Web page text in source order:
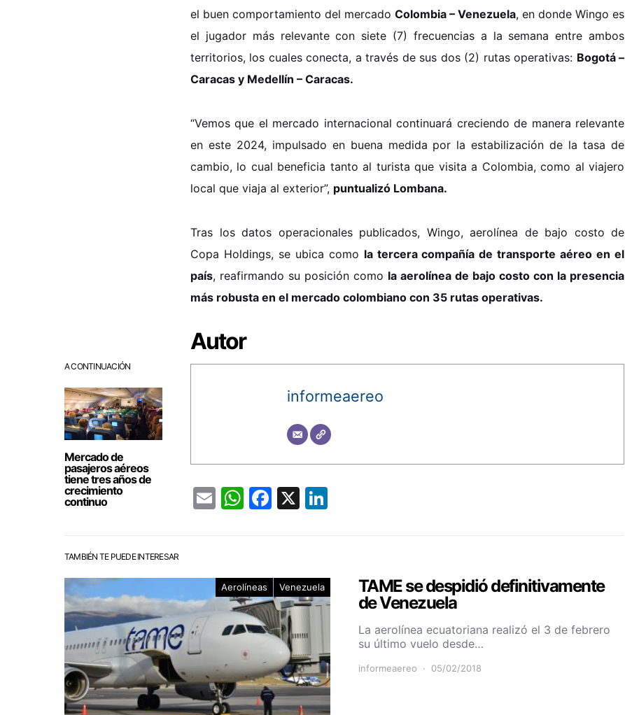
A CONTINUACIÓN
Mercado de
pasajeros aéreos
tiene tres años de
crecimiento
continuo
el buen comportamiento del mercado Colombia – Venezuela, en donde Wingo es
el jugador más relevante con siete (7) frecuencias a la semana entre ambos
territorios, los cuales conecta, a través de sus dos (2) rutas operativas: Bogotá –
Caracas y Medellín – Caracas.
“Vemos que el mercado internacional continuará creciendo de manera relevante
en este 2024, impulsado en buena medida por la estabilización de la tasa de
cambio, lo cual beneficia tanto al turista que visita a Colombia, como al viajero
local que viaja al exterior”, puntualizó Lombana.
Tras los datos operacionales publicados, Wingo, aerolínea de bajo costo de
Copa Holdings, se ubica como la tercera compañía de transporte aéreo en el
país, reafirmando su posición como la aerolínea de bajo costo con la presencia
más robusta en el mercado colombiano con 35 rutas operativas.
Autor
informeaereo
EmailWhatsApp
Facebook
X
TAMBIÉN TE PUEDE INTERESAR
Aerolíneas Venezuela
TAME se despidió definitivamente
de Venezuela
La aerolínea ecuatoriana realizó el 3 de febrero
su último vuelo desde…
informeaereo 05/02/2018